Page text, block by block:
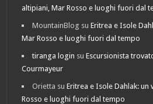
altipiani, Mar Rosso e luoghi fuori dal
MountainBlog suEritrea e Isole
Mar Rosso e luoghi fuori dal tempo
tiranga login suEscursionista
Courmayeur
Orietta suEritrea e Isole Dahlak:
Rosso e luoghi fuori dal tempo